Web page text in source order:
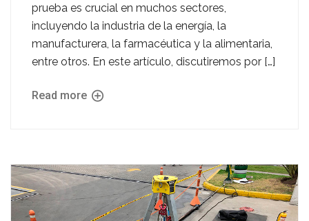
prueba es crucial en muchos sectores,
incluyendo la industria de la energía, la
manufacturera, la farmacéutica y la alimentaria,
entre otros. En este artículo, discutiremos por […]
Read more